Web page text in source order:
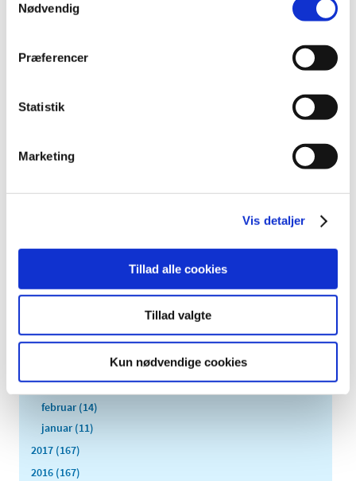
Nødvendig
Præferencer
Statistik
Marketing
Vis detaljer
Tillad alle cookies
Tillad valgte
Kun nødvendige cookies
2021 (516)
2019 (159)
maj (18)
marts (21)
februar (14)
januar (11)
2017 (167)
2016 (167)